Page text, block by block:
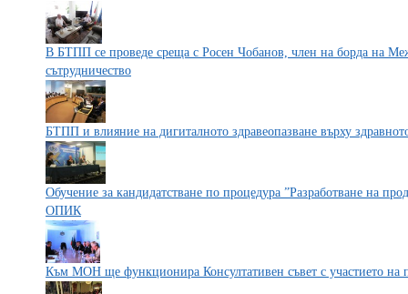
В БТПП се проведе среща с Росен Чобанов, член на борда на
сътрудничество
БТПП и влияние на дигиталното здравеопазване върху
Обучение за кандидатстване по процедура ”Разработване на
ОПИК
Към МОН ще функционира Консултативен съвет с участието на